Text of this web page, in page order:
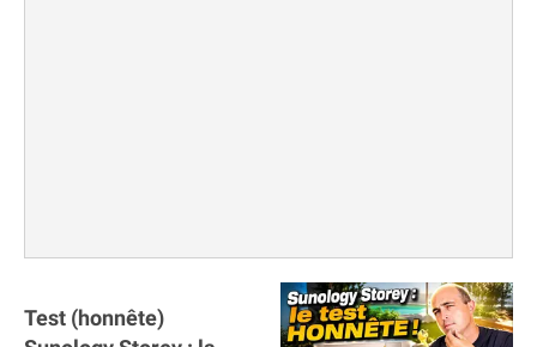
Test (honnête)